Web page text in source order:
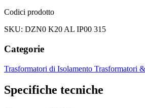
Codici prodotto
SKU: DZN0 K20 AL IP00 315
Categorie
Trasformatori di Isolamento Trasformatori
Specifiche tecniche